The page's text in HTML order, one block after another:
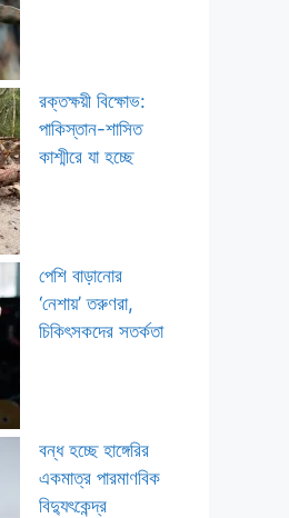
রক্তক্ষয়ী বিক্ষোভ:
পাকিস্তান-শাসিত
কাশ্মীরে যা হচ্ছে
পেশি বাড়ানোর
‘নেশায়’ তরুণরা,
চিকিৎসকদের সতর্কতা
বন্ধ হচ্ছে হাঙ্গেরির
একমাত্র পারমাণবিক
বিদ্যুৎকেন্দ্র